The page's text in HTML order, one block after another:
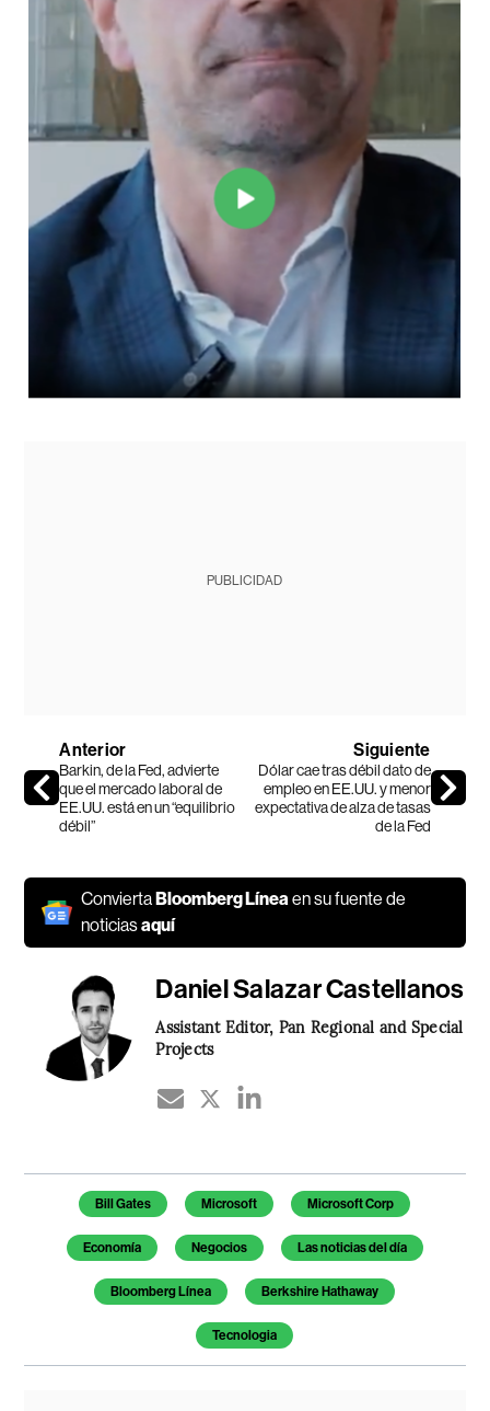
PUBLICIDAD
Anterior
Barkin, de la Fed, advierte
que el mercado laboral de
EE.UU. está en un “equilibrio
débil”
Siguiente
Dólar cae tras débil dato de
empleo en EE.UU. y menor
expectativa de alza de tasas
de la Fed
ConviertaBloomberg Líneaen su fuente de
noticiasaquí
Daniel Salazar Castellanos
Assistant Editor, Pan Regional and Special
Projects
Temas de este artículo
Bill Gates Microsoft Microsoft Corp
Economía Negocios Las noticias del día
Bloomberg Línea Berkshire Hathaway
Tecnologia